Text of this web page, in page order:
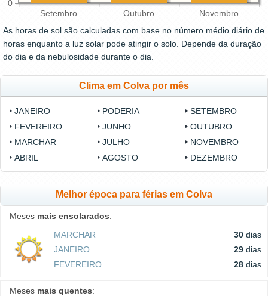
Setembro Outubro Novembro
0
As horas de sol são calculadas com base no número médio diário de
horas enquanto a luz solar pode atingir o solo. Depende da duração
do dia e da nebulosidade durante o dia.
Clima em Colva por mês
JANEIRO
FEVEREIRO
MARCHAR
ABRIL
PODERIA
JUNHO
JULHO
AGOSTO
SETEMBRO
OUTUBRO
NOVEMBRO
DEZEMBRO
Melhor época para férias em Colva
Meses mais ensolarados:
MARCHAR
30 dias
JANEIRO
29 dias
FEVEREIRO
28 dias
Meses mais quentes: